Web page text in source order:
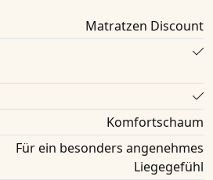
Matratzen Discount
Komfortschaum
Für ein besonders angenehmes
Liegegefühl